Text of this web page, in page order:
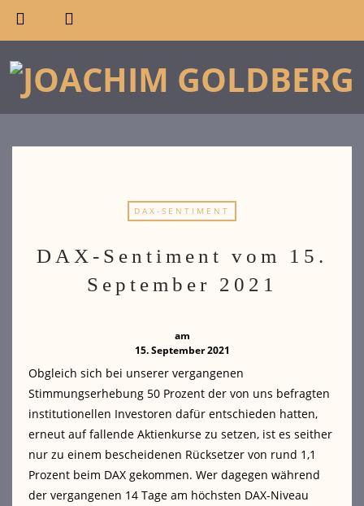
DAX-SENTIMENT
DAX-Sentiment vom 15.
September 2021
am
15. September 2021
Obgleich sich bei unserer vergangenen
Stimmungserhebung 50 Prozent der von uns befragten
institutionellen Investoren dafür entschieden hatten,
erneut auf fallende Aktienkurse zu setzen, ist es seither
nur zu einem bescheidenen Rücksetzer von rund 1,1
Prozent beim DAX gekommen. Wer dagegen während
der vergangenen 14 Tage am höchsten DAX-Niveau